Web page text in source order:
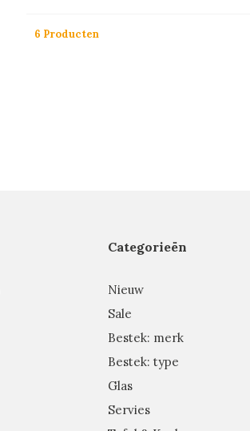
6 Producten
Categorieën
Nieuw
Sale
Bestek: merk
Bestek: type
Glas
Servies